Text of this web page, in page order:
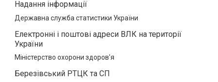
Надання інформації
Державна служба статистики України
Електронні і поштові адреси ВЛК на території
України
Міністерство охорони здоров'я
Березівський РТЦК та СП